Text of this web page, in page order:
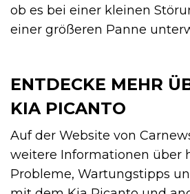
ob es bei einer kleinen
einer größeren Panne
ENTDECKE MEHR
KIA PICANTO
Auf der Website von
weitere Informationen über
Probleme, Wartungstipps